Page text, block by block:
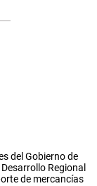
del Gobierno de
Regional
de mercancías